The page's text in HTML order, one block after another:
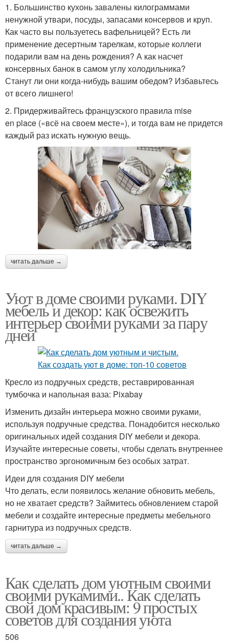
1. Большинство кухонь завалены килограммами
ненужной утвари, посуды, запасами консервов и круп.
Как часто вы пользуетесь вафельницей? Есть ли
применение десертным тарелкам, которые коллеги
подарили вам на день рождения? А как насчет
консервных банок в самом углу холодильника?
Станут ли они когда-нибудь вашим обедом? Избавьтесь
от всего лишнего!
2. Придерживайтесь французского правила mise
en place («всё на своем месте»), и тогда вам не придется
каждый раз искать нужную вещь.
читать дальше →
Уют в доме своими руками. DIY
мебель и декор: как освежить
интерьер своими руками за пару
дней
Кресло из подручных средств, реставрированная
тумбочка и напольная ваза: Pixabay
Изменить дизайн интерьера можно своими руками,
используя подручные средства. Понадобится несколько
оригинальных идей создания DIY мебели и декора.
Изучайте интересные советы, чтобы сделать внутреннее
пространство эргономичным без особых затрат.
Идеи для создания DIY мебели
Что делать, если появилось желание обновить мебель,
но не хватает средств? Займитесь обновлением старой
мебели и создайте интересные предметы мебельного
гарнитура из подручных средств.
читать дальше →
Как сделать дом уютным своими
своими рукамими.. Как сделать
свой дом красивым: 9 простых
советов для создания уюта
506